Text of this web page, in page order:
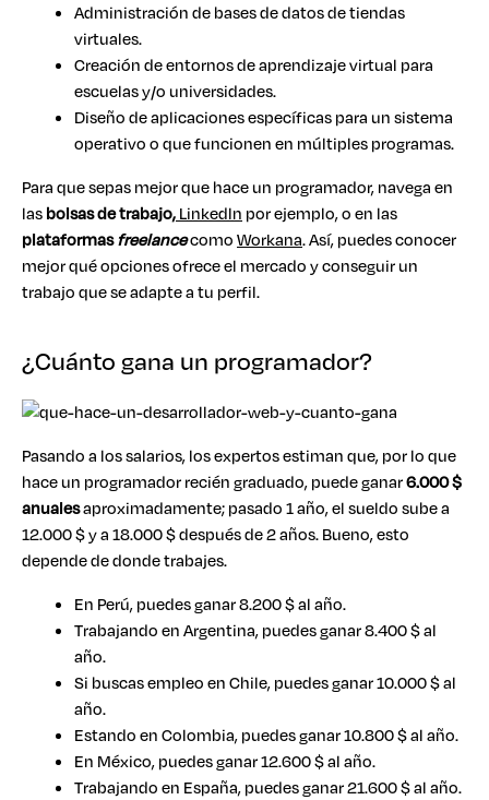
Administración de bases de datos de tiendas
virtuales.
Creación de entornos de aprendizaje virtual para
escuelas y/o universidades.
Diseño de aplicaciones específicas para un sistema
operativo o que funcionen en múltiples programas.
Para que sepas mejor que hace un programador, navega en
lasbolsas de trabajo,Linkedln por ejemplo, o en las
plataformasfreelancecomoWorkana. Así, puedes conocer
mejor qué opciones ofrece el mercado y conseguir un
trabajo que se adapte a tu perfil.
¿Cuánto gana un programador?
Pasando a los salarios, los expertos estiman que, por lo que
hace un programador recién graduado, puede ganar6.000 $
anualesaproximadamente; pasado 1 año, el sueldo sube a
12.000 $ y a 18.000 $ después de 2 años. Bueno, esto
depende de donde trabajes.
En Perú, puedes ganar 8.200 $ al año.
Trabajando en Argentina, puedes ganar 8.400 $ al
año.
Si buscas empleo en Chile, puedes ganar 10.000 $ al
año.
Estando en Colombia, puedes ganar 10.800 $ al año.
En México, puedes ganar 12.600 $ al año.
Trabajando en España, puedes ganar 21.600 $ al año.